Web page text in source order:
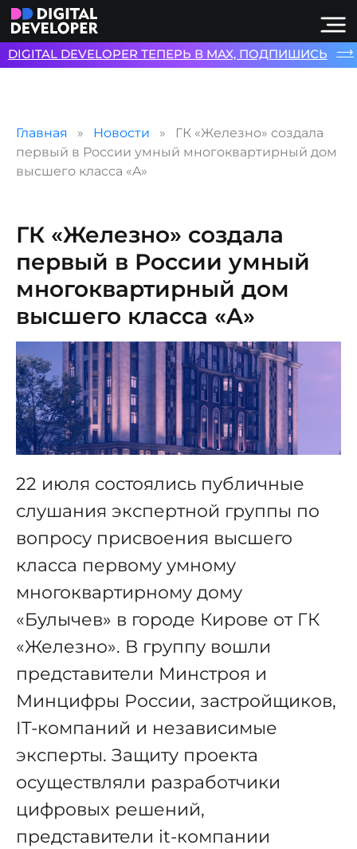
Главная Новости
ГК «Железно» создала
первый в России умный многоквартирный дом
высшего класса «A»
ГК «Железно» создала
первый в России умный
многоквартирный дом
высшего класса «A»
22 июля состоялись публичные
слушания экспертной группы по
вопросу присвоения высшего
класса первому умному
многоквартирному дому
«Булычев» в городе Кирове от ГК
«Железно». В группу вошли
представители Минстроя и
Минцифры России, застройщиков,
IT-компаний и независимые
эксперты. Защиту проекта
осуществляли разработчики
цифровых решений,
представители it-компании